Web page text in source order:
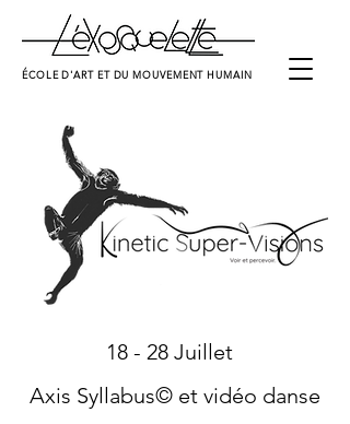
ÉCOLE D'ART ET DU MOUVEMENT HUMAIN
18 - 28 Juillet
Axis Syllabus© et vidéo danse